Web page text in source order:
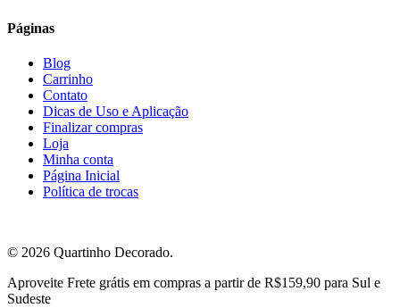
Páginas
Blog
Carrinho
Contato
Dicas de Uso e Aplicação
Finalizar compras
Loja
Minha conta
Página Inicial
Política de trocas
© 2026 Quartinho Decorado.
Close
Menu
Aproveite Frete grátis em compras a partir de R$159,90 para Sul e
Sudeste